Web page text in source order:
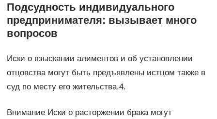
Подсудность индивидуального
предпринимателя: вызывает много
вопросов
Иски о взыскании алиментов и об установлении
отцовства могут быть предъявлены истцом также в
суд по месту его жительства.4.
Внимание Иски о расторжении брака могут